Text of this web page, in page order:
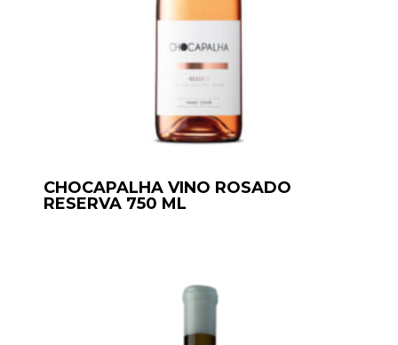
CHOCAPALHA VINO ROSADO
RESERVA 750 ML